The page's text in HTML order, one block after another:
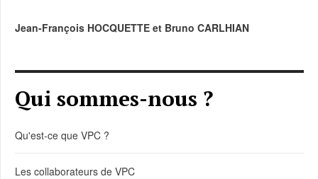
Jean-François HOCQUETTE et Bruno CARLHIAN
Qui sommes-nous ?
Qu'est-ce que VPC ?
Les collaborateurs de VPC